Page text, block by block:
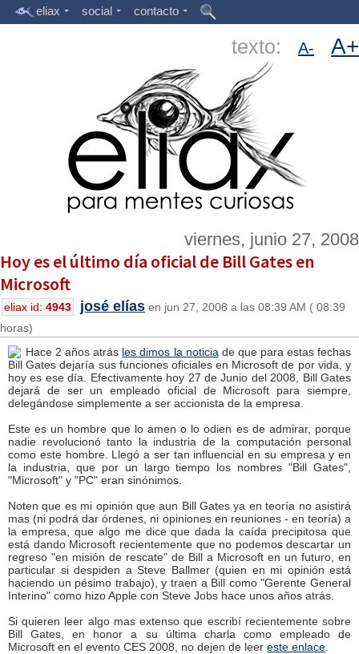
eliax social contacto
texto: A- A+
viernes, junio 27, 2008
Hoy es el último día oficial de Bill Gates en
Microsoft
eliax id: 4943 josé elías en jun 27, 2008 a las 08:39 AM ( 08:39
horas)
Hace 2 años atrás les dimos la noticia de que para estas fechas
Bill Gates dejaría sus funciones oficiales en Microsoft de por vida, y
hoy es ese día. Efectivamente hoy 27 de Junio del 2008, Bill Gates
dejará de ser un empleado oficial de Microsoft para siempre,
delegándose simplemente a ser accionista de la empresa.
Este es un hombre que lo amen o lo odien es de admirar, porque
nadie revolucionó tanto la industria de la computación personal
como este hombre. Llegó a ser tan influencial en su empresa y en
la industria, que por un largo tiempo los nombres "Bill Gates",
"Microsoft" y "PC" eran sinónimos.
Noten que es mi opinión que aun Bill Gates ya en teoría no asistirá
mas (ni podrá dar órdenes, ni opiniones en reuniones - en teoría) a
la empresa, que algo me dice que dada la caída precipitosa que
está dando Microsoft recientemente que no podemos descartar un
regreso "en misión de rescate" de Bill a Microsoft en un futuro, en
particular si despiden a Steve Ballmer (quien en mi opinión está
haciendo un pésimo trabajo), y traen a Bill como "Gerente General
Interino" como hizo Apple con Steve Jobs hace unos años atrás.
Si quieren leer algo mas extenso que escribí recientemente sobre
Bill Gates, en honor a su última charla como empleado de
Microsoft en el evento CES 2008, no dejen de leer este enlace